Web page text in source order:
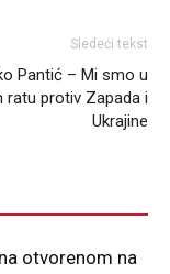
Sledeći tekst
Pantić – Mi smo u
ratu protiv Zapada i
Ukrajine
otvorenom na